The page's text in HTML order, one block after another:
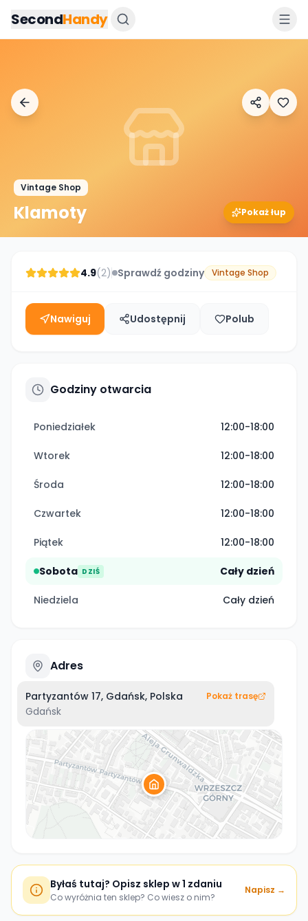
SecondHandy
Vintage Shop
Klamoty Pokaż łup
4.9(2) Sprawdź godziny Vintage Shop
Nawiguj Udostępnij Polub
Godziny otwarcia
Poniedziałek 12:00-18:00
Wtorek 12:00-18:00
Środa 12:00-18:00
Czwartek 12:00-18:00
Piątek 12:00-18:00
Sobota DZIŚ Cały dzień
Niedziela Cały dzień
Adres
Partyzantów 17, Gdańsk, Polska
Gdańsk
Pokaż trasę
Byłaś tutaj? Opisz sklep w 1 zdaniu
Co wyróżnia ten sklep? Co wiesz o nim?
Napisz →